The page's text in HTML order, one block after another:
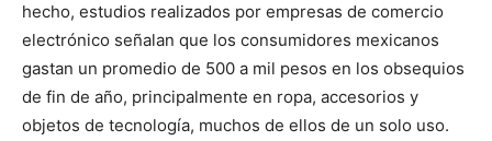
hecho, estudios realizados por empresas de comercio
electrónico señalan que los consumidores mexicanos
gastan un promedio de 500 a mil pesos en los obsequios
de fin de año, principalmente en ropa, accesorios y
objetos de tecnología, muchos de ellos de un solo uso.